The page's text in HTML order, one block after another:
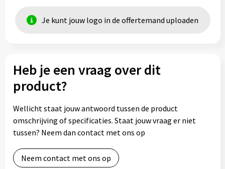
Je kunt jouw logo in de offertemand uploaden
Heb je een vraag over dit
product?
Wellicht staat jouw antwoord tussen de product
omschrijving of specificaties. Staat jouw vraag er niet
tussen? Neem dan contact met ons op
Neem contact met ons op